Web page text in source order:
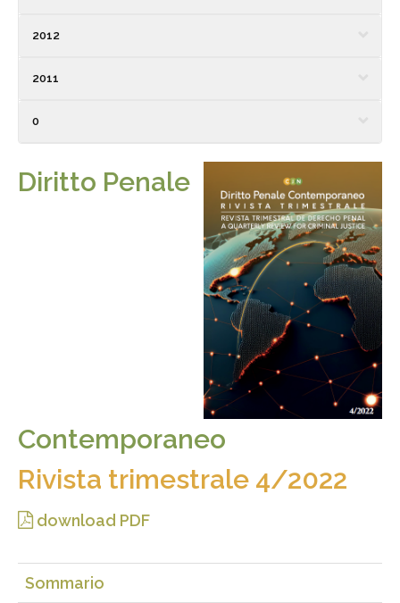
2012
2011
0
Diritto Penale
Contemporaneo
Rivista trimestrale 4/2022
download PDF
Sommario